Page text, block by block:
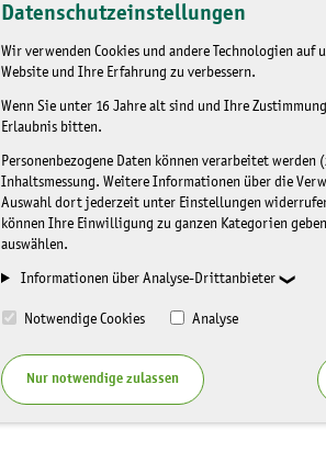
Datenschutzeinstellungen
Wir verwenden Cookies und andere Technologien
Website und Ihre Erfahrung zu verbessern.
Wenn Sie unter 16 Jahre alt sind und Ihre
Erlaubnis bitten.
Personenbezogene Daten können verarbeitet
Inhaltsmessung. Weitere Informationen über die
Auswahl dort jederzeit unter Einstellungen
können Ihre Einwilligung zu ganzen Kategorien
auswählen.
Informationen über Analyse-Drittanbieter
Notwendige Cookies Analyse
Nur notwendige zulassen